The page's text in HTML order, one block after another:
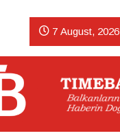
7 August, 2026